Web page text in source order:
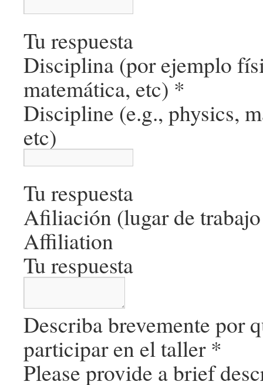
Tu respuesta
Disciplina (por ejemplo
matemática, etc)*
Discipline (e.g., physics,
etc)
Tu respuesta
Afiliación (lugar de
Affiliation
Tu respuesta
Describa brevemente por
participar en el taller*
Please provide a brief